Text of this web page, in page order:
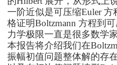
一阶近似是可压缩Euler
格证明Boltzmann 方程到
力学极限一直是很多数学
本报告将介绍我们在
振幅初值问题整体解的存